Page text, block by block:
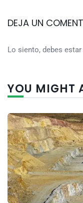
DEJA UN
Lo siento, debes estar
YOU MIGHT